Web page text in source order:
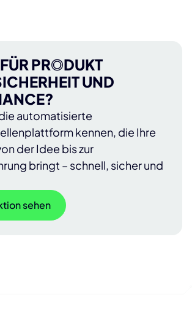
FÜR PRODUKT
UND
?
automatisierte
kennen, die Ihre
der Idee bis zur
bringt – schnell, sicher und
sehen